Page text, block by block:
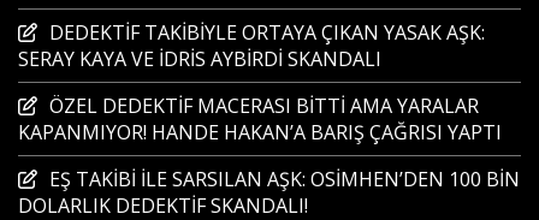
DEDEKTİF TAKİBİYLE ORTAYA ÇIKAN YASAK AŞK:
SERAY KAYA VE İDRİS AYBİRDİ SKANDALI
ÖZEL DEDEKTİF MACERASI BİTTİ AMA YARALAR
KAPANMIYOR! HANDE HAKAN’A BARIŞ ÇAĞRISI YAPTI
EŞ TAKİBİ İLE SARSILAN AŞK: OSİMHEN’DEN 100 BİN
DOLARLIK DEDEKTİF SKANDALI!